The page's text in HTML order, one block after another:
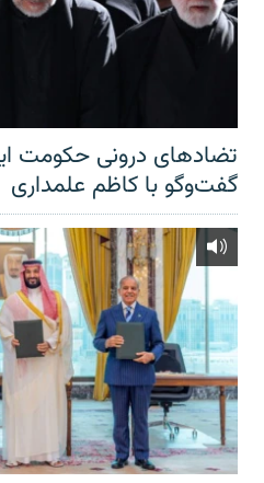
تضادهای درونی حکومت
گفت‌‌وگو با کاظم علمداری